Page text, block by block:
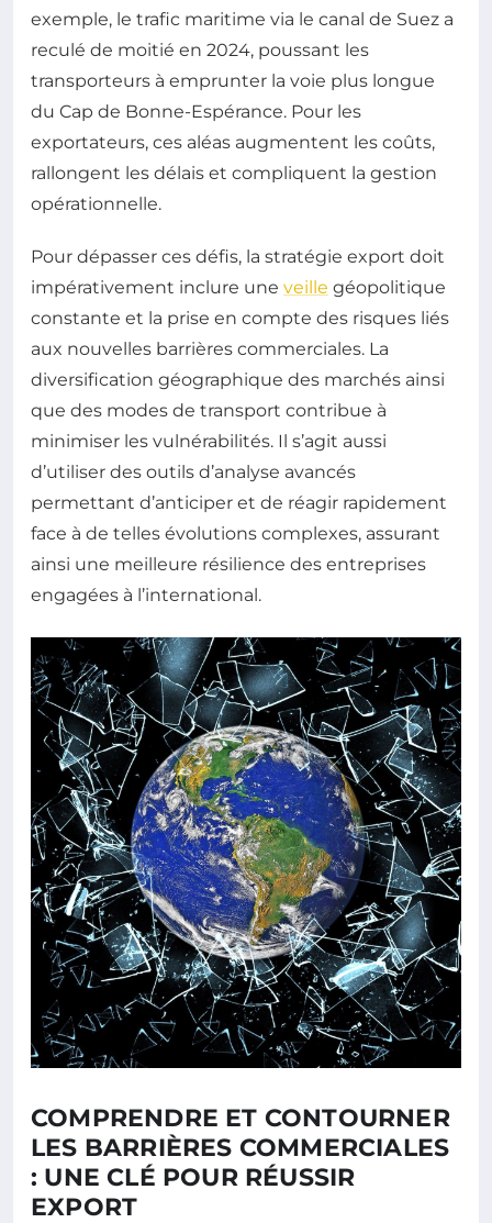
exemple, le trafic maritime via le canal de Suez a
reculé de moitié en 2024, poussant les
transporteurs à emprunter la voie plus longue
du Cap de Bonne-Espérance. Pour les
exportateurs, ces aléas augmentent les coûts,
rallongent les délais et compliquent la gestion
opérationnelle.
Pour dépasser ces défis, la stratégie export doit
impérativement inclure une veille géopolitique
constante et la prise en compte des risques liés
aux nouvelles barrières commerciales. La
diversification géographique des marchés ainsi
que des modes de transport contribue à
minimiser les vulnérabilités. Il s’agit aussi
d’utiliser des outils d’analyse avancés
permettant d’anticiper et de réagir rapidement
face à de telles évolutions complexes, assurant
ainsi une meilleure résilience des entreprises
engagées à l’international.
COMPRENDRE ET CONTOURNER
LES BARRIÈRES COMMERCIALES
: UNE CLÉ POUR RÉUSSIR
EXPORT